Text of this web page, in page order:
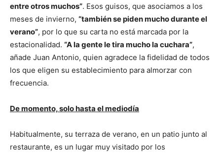
entre otros muchos”. Esos guisos, que asociamos a los
meses de invierno, “también se piden mucho durante el
verano”, por lo que su carta no está marcada por la
estacionalidad. “A la gente le tira mucho la cuchara”,
añade Juan Antonio, quien agradece la fidelidad de todos
los que eligen su establecimiento para almorzar con
frecuencia.
De momento, solo hasta el mediodía
Habitualmente, su terraza de verano, en un patio junto al
restaurante, es un lugar muy visitado por los